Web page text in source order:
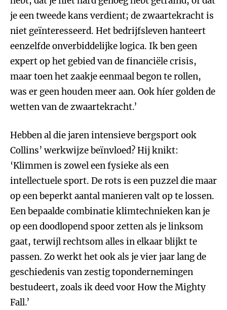
je een tweede kans verdient; de zwaartekracht is
niet geïnteresseerd. Het bedrijfsleven hanteert
eenzelfde onverbiddelijke logica. Ik ben geen
expert op het gebied van de financiële crisis,
maar toen het zaakje eenmaal begon te rollen,
was er geen houden meer aan. Ook híer golden de
wetten van de zwaartekracht.’
Hebben al die jaren intensieve bergsport ook
Collins’ werkwijze beïnvloed? Hij knikt:
‘Klimmen is zowel een fysieke als een
intellectuele sport. De rots is een puzzel die maar
op een beperkt aantal manieren valt op te lossen.
Een bepaalde combinatie klimtechnieken kan je
op een doodlopend spoor zetten als je linksom
gaat, terwijl rechtsom alles in elkaar blijkt te
passen. Zo werkt het ook als je vier jaar lang de
geschiedenis van zestig topondernemingen
bestudeert, zoals ik deed voor How the Mighty
Fall.’